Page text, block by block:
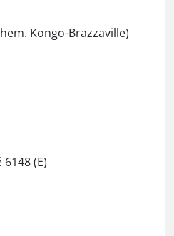
Kongo-Brazzaville)
(E)